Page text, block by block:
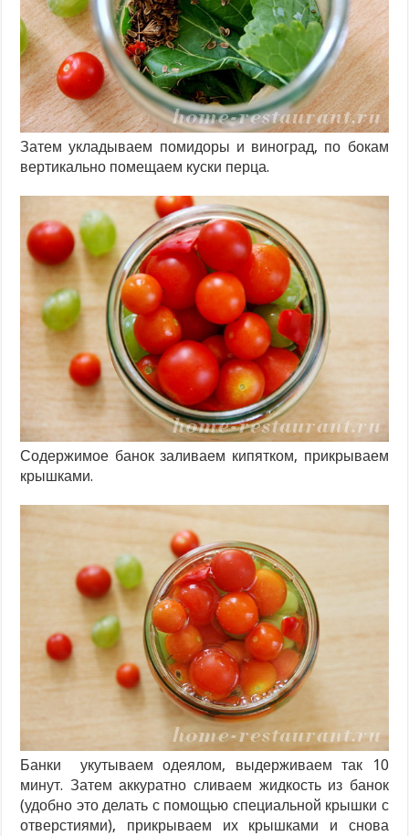
Затем укладываем помидоры и виноград, по бокам
вертикально помещаем куски перца.
Содержимое банок заливаем кипятком, прикрываем
крышками.
Банки укутываем одеялом, выдерживаем так 10
минут. Затем аккуратно сливаем жидкость из банок
(удобно это делать с помощью специальной крышки с
отверстиями), прикрываем их крышками и снова